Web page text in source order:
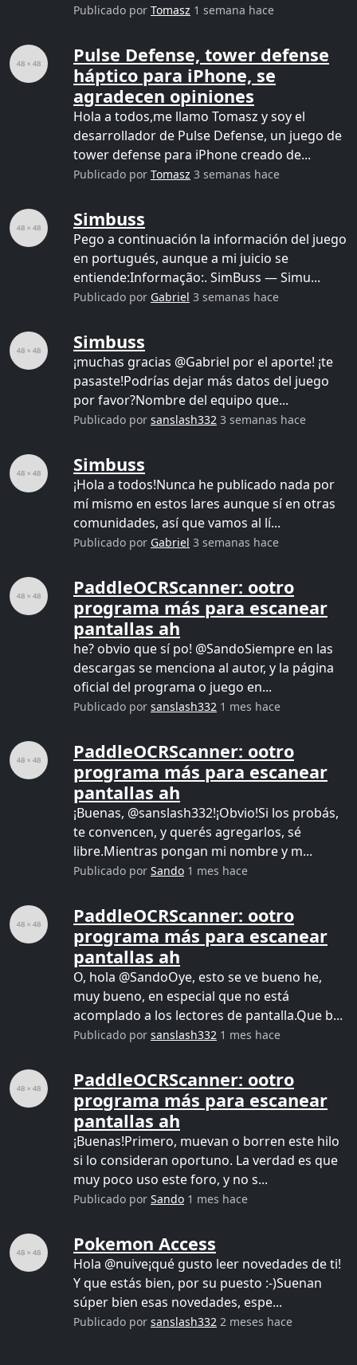
Publicado por Tomasz 1 semana hace
Pulse Defense, tower defense
háptico para iPhone, se
agradecen opiniones
Hola a todos,me llamo Tomasz y soy el
desarrollador de Pulse Defense, un juego de
tower defense para iPhone creado de...
Publicado por Tomasz 3 semanas hace
Simbuss
Pego a continuación la información del juego
en portugués, aunque a mi juicio se
entiende:Informação:. SimBuss — Simu...
Publicado por Gabriel 3 semanas hace
Simbuss
¡muchas gracias @Gabriel por el aporte! ¡te
pasaste!Podrías dejar más datos del juego
por favor?Nombre del equipo que...
Publicado por sanslash332 3 semanas hace
Simbuss
¡Hola a todos!Nunca he publicado nada por
mí mismo en estos lares aunque sí en otras
comunidades, así que vamos al lí...
Publicado por Gabriel 3 semanas hace
PaddleOCRScanner: ootro
programa más para escanear
pantallas ah
he? obvio que sí po! @SandoSiempre en las
descargas se menciona al autor, y la página
oficial del programa o juego en...
Publicado por sanslash332 1 mes hace
PaddleOCRScanner: ootro
programa más para escanear
pantallas ah
¡Buenas, @sanslash332!¡Obvio!Si los probás,
te convencen, y querés agregarlos, sé
libre.Mientras pongan mi nombre y m...
Publicado por Sando 1 mes hace
PaddleOCRScanner: ootro
programa más para escanear
pantallas ah
O, hola @SandoOye, esto se ve bueno he,
muy bueno, en especial que no está
acomplado a los lectores de pantalla.Que b...
Publicado por sanslash332 1 mes hace
PaddleOCRScanner: ootro
programa más para escanear
pantallas ah
¡Buenas!Primero, muevan o borren este hilo
si lo consideran oportuno. La verdad es que
muy poco uso este foro, y no s...
Publicado por Sando 1 mes hace
Pokemon Access
Hola @nuive¡qué gusto leer novedades de ti!
Y que estás bien, por su puesto :-)Suenan
súper bien esas novedades, espe...
Publicado por sanslash332 2 meses hace